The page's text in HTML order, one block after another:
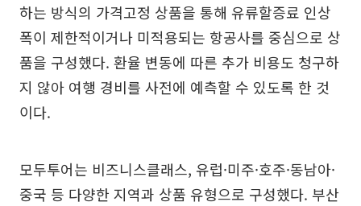
하는 방식의 가격고정 상품을 통해 유류할증료 인상
폭이 제한적이거나 미적용되는 항공사를 중심으로 상
품을 구성했다. 환율 변동에 따른 추가 비용도 청구하
지 않아 여행 경비를 사전에 예측할 수 있도록 한 것
이다.
모두투어는 비즈니스클래스, 유럽·미주·호주·동남아·
중국 등 다양한 지역과 상품 유형으로 구성했다. 부산